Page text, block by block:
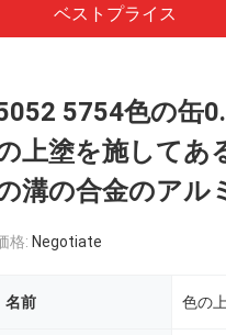
ベストプライス
5754色の缶
上塗を施してあ
溝の合金のアル
格: Negotiate
名前 色の